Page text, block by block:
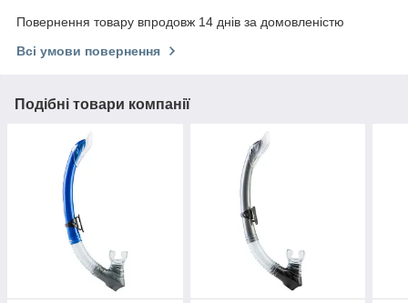
Повернення товару впродовж 14 днів за домовленістю
Всі умови повернення
Подібні товари компанії